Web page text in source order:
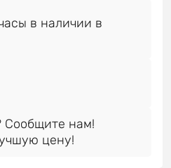
в наличии в
нам!
цену!